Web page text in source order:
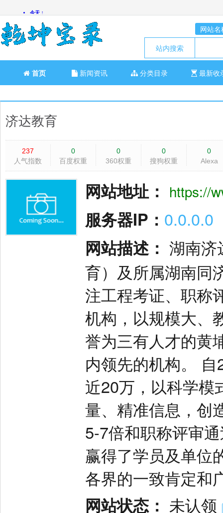
网站名
站内搜索
首页 新闻资讯 分类目录 最新收
济达教育
237
人气指数
0
百度权重
0
360权重
0
搜狗权重
0
Alexa
网站地址： https://
服务器IP： 0.0.0.0
网站描述： 湖南济
育）及所属湖南同
注工程考证、职称
机构，以规模大、
誉为三有人才的黄
内领先的机构。
近20万，以科学模
量、精准信息，创
5-7倍和职称评审
赢得了学员及单位
各界的一致肯定和
网站状态： 未认领